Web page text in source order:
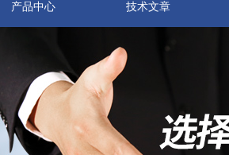
产品中心 技术文章